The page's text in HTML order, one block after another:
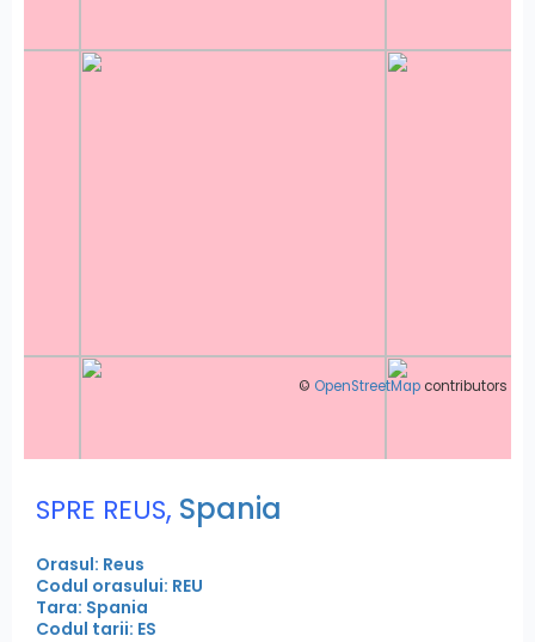
© OpenStreetMap contributors
SPRE REUS, Spania
Orasul: Reus
Codul orasului: REU
Tara: Spania
Codul tarii: ES